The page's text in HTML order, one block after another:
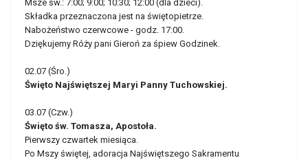
Msze św.: 7:00; 9:00; 10:30; 12:00 (dla dzieci).
Składka przeznaczona jest na świętopietrze.
Nabożeństwo czerwcowe - godz. 17:00.
Dziękujemy Róży pani Gieroń za śpiew Godzinek.
02.07 (Śro.)
Święto Najświętszej Maryi Panny Tuchowskiej.
03.07 (Czw.)
Święto św. Tomasza, Apostoła.
Pierwszy czwartek miesiąca.
Po Mszy świętej, adoracja Najświętszego Sakramentu